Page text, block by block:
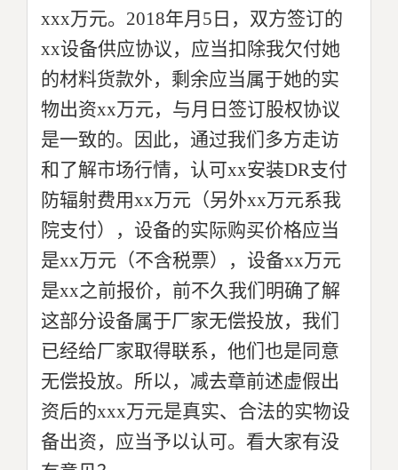
xxx万元。2018年月5日，双方签订的
xx设备供应协议，应当扣除我欠付她
的材料货款外，剩余应当属于她的实
物出资xx万元，与月日签订股权协议
是一致的。因此，通过我们多方走访
和了解市场行情，认可xx安装DR支付
防辐射费用xx万元（另外xx万元系我
院支付），设备的实际购买价格应当
是xx万元（不含税票），设备xx万元
是xx之前报价，前不久我们明确了解
这部分设备属于厂家无偿投放，我们
已经给厂家取得联系，他们也是同意
无偿投放。所以，减去章前述虚假出
资后的xxx万元是真实、合法的实物设
备出资，应当予以认可。看大家有没